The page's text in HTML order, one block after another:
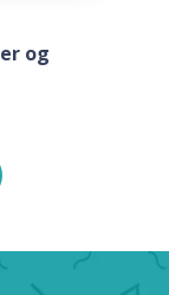
og